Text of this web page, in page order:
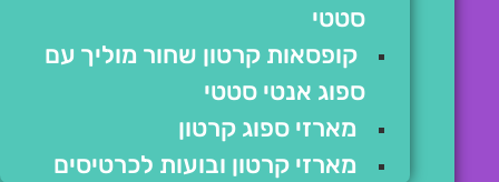
סטטי
קופסאות קרטון שחור מוליך עם
ספוג אנטי סטטי
מארזי ספוג קרטון
מארזי קרטון ובועות לכרטיסים